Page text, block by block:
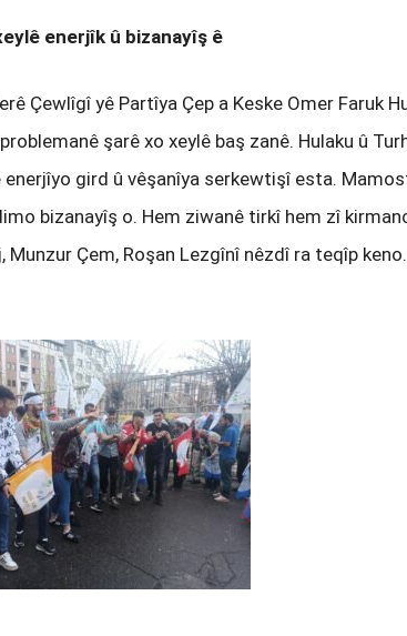
enerjîk û bizanayîş ê
Çewlîgî yê Partîya Çep a Keske Omer Faruk
şarê xo xeylê baş zanê. Hulaku û
enerjîyo gird û vêşanîya serkewtişî esta.
bizanayîş o. Hem ziwanê tirkî hem zî
Munzur Çem, Roşan Lezgînî nêzdî ra teqîp